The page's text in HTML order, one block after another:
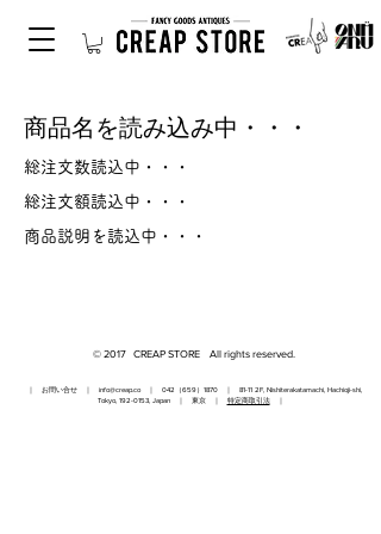
商品名を読み込み中・・・
総注文数読込中・・・
総注文額読込中・・・
商品説明を読込中・・・
© 2017 CREAP STORE All rights reserved.
｜ お問い合せ ｜ info@creap.co｜ 042（659）1870 ｜ 81-11 2F, Nishiterakatamachi, Hachioji-shi,
Tokyo, 192-0153, Japan ｜ 東京 ｜ 特定商取引法｜